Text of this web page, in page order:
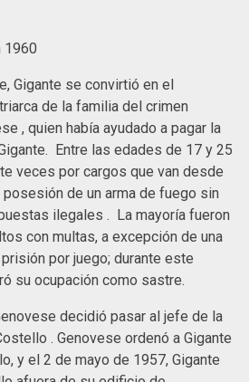
1960
Gigante se convirtió en el
de la familia del crimen
, quien había ayudado a pagar la
Entre las edades de 17 y 25
veces por cargos que van desde
de un arma de fuego sin
ilegales . La mayoría fueron
con multas, a excepción de una
por juego; durante este
su ocupación como sastre.
decidió pasar al jefe de la
. Genovese ordenó a Gigante
y el 2 de mayo de 1957, Gigante